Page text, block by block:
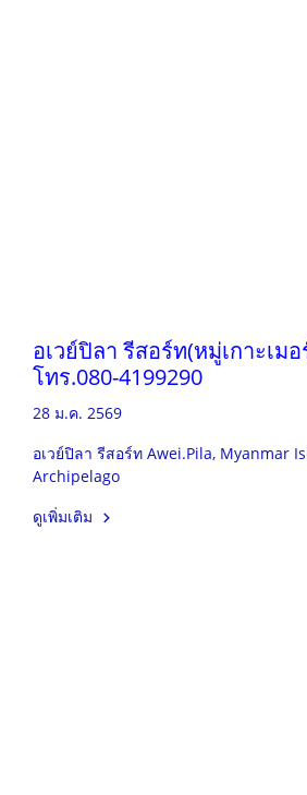
อเวย์ปิลา รีสอร์ท(หมู่เกาะเม
โทร.080-4199290
28 ม.ค. 2569
อเวย์ปิลา รีสอร์ท Awei.Pila, Myanmar
Archipelago
ดูเพิ่มเติม